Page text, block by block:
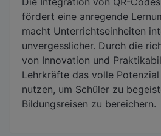
fördert eine anregende
macht Unterrichtseinheiten
unvergesslicher. Durch die
von Innovation und
Lehrkräfte das volle
nutzen, um Schüler zu
Bildungsreisen zu bereichern.